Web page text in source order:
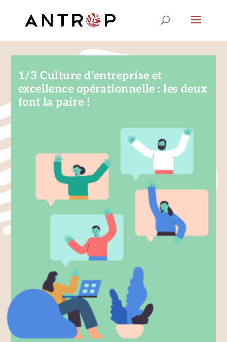
1/3 Culture d’entreprise et
excellence opérationnelle : les deux
font la paire !